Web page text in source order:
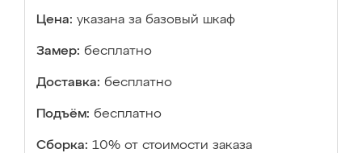
Цена: указана за базовый шкаф
Замер: бесплатно
Доставка: бесплатно
Подъём: бесплатно
Сборка: 10% от стоимости заказа